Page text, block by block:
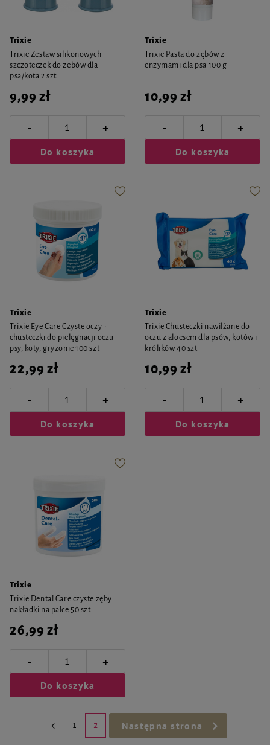
Trixie
Trixie Zestaw silikonowych
szczoteczek do zebów dla
psa/kota 2 szt.
9,99 zł
- +
Do koszyka
Trixie
Trixie Pasta do zębów z
enzymami dla psa 100 g
10,99 zł
- +
Do koszyka
Trixie
Trixie Eye Care Czyste oczy -
chusteczki do pielęgnacji oczu
psy, koty, gryzonie 100 szt
22,99 zł
- +
Do koszyka
Trixie
Trixie Chusteczki nawilżane do
oczu z aloesem dla psów, kotów i
królików 40 szt
10,99 zł
- +
Do koszyka
Trixie
Trixie Dental Care czyste zęby
nakładki na palce 50 szt
26,99 zł
- +
Do koszyka
1 2 Następna strona